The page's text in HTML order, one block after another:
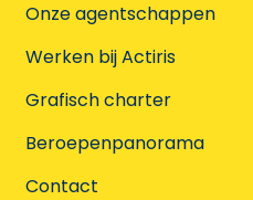
Onze agentschappen
Werken bij Actiris
Grafisch charter
Beroepenpanorama
Contact